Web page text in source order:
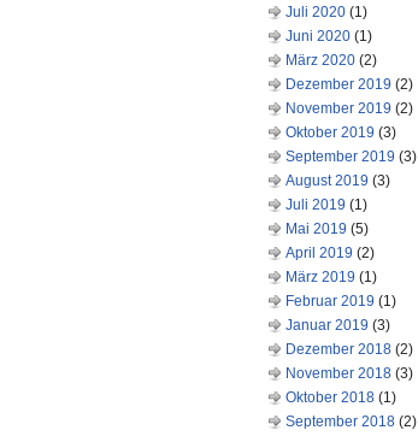
Juli 2020 (1)
Juni 2020 (1)
März 2020 (2)
Dezember 2019 (2)
November 2019 (2)
Oktober 2019 (3)
September 2019 (3)
August 2019 (3)
Juli 2019 (1)
Mai 2019 (5)
April 2019 (2)
März 2019 (1)
Februar 2019 (1)
Januar 2019 (3)
Dezember 2018 (2)
November 2018 (3)
Oktober 2018 (1)
September 2018 (2)